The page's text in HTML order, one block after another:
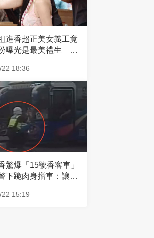
進香超正美女義工竟
曝光是最美禮生 一
22 18:36
驚爆「15號香客車」
下跪肉身擋車：讓行
15:19